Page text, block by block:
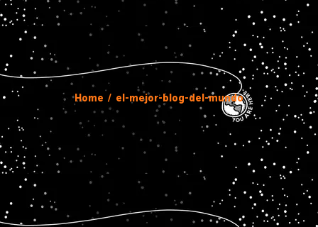
Home / el-mejor-blog-del-mundo